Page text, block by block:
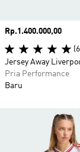
Harga
Rp.1.400.000,00
Jersey Away
Pria Performance
Baru